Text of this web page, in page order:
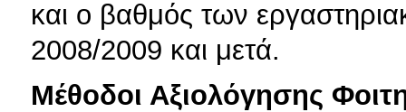
και ο βαθμός των
2008/2009 και μετά.
Μέθοδοι Αξιολόγησης